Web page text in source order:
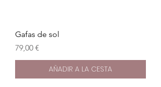
Gafas de sol
Precio
79,00 €
AÑADIR A LA CESTA